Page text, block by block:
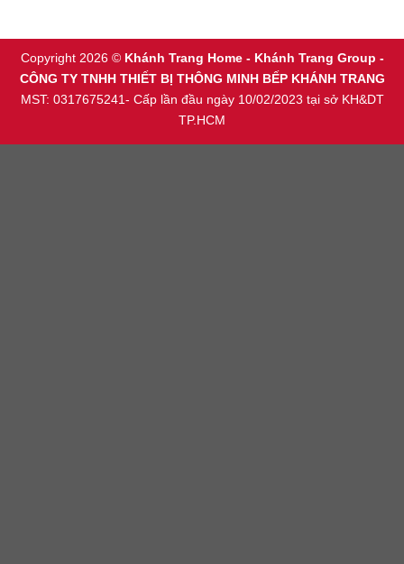
Copyright 2026 © Khánh Trang Home - Khánh Trang Group -
CÔNG TY TNHH THIẾT BỊ THÔNG MINH BẾP KHÁNH TRANG
MST: 0317675241- Cấp lần đầu ngày 10/02/2023 tại sở KH&DT
TP.HCM